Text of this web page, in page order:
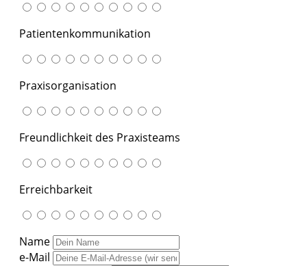
Patientenkommunikation
Praxisorganisation
Freundlichkeit des Praxisteams
Erreichbarkeit
Name
e-Mail